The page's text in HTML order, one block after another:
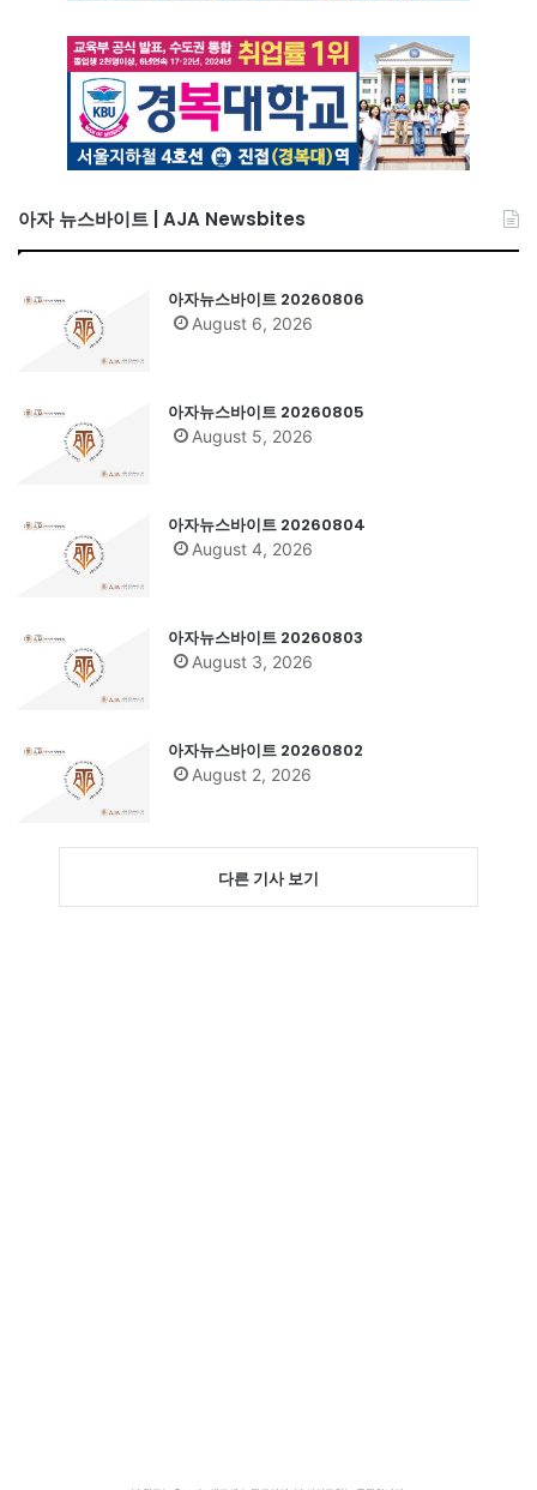
아자 뉴스바이트 | AJA Newsbites
아자뉴스바이트 20260806
August 6, 2026
아자뉴스바이트 20260805
August 5, 2026
아자뉴스바이트 20260804
August 4, 2026
아자뉴스바이트 20260803
August 3, 2026
아자뉴스바이트 20260802
August 2, 2026
다른 기사 보기